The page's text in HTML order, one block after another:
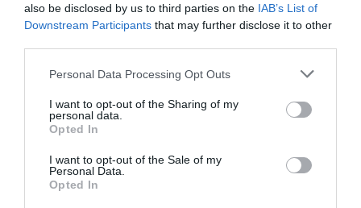
also be disclosed by us to third parties on the IAB’s List of
Downstream Participants that may further disclose it to other
Personal Data Processing Opt Outs
I want to opt-out of the Sharing of my
personal data.
Opted In
I want to opt-out of the Sale of my
Personal Data.
Opted In